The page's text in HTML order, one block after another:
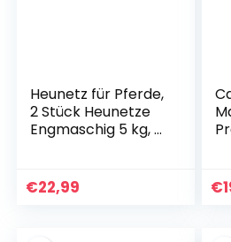
Heunetz für Pferde,
2 Stück Heunetze
Engmaschig 5 kg, 5
Heunetz Groß,
Verbessert die
€22,99 €